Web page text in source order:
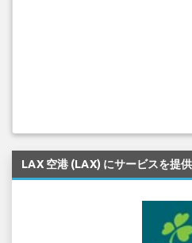
LAX 空港 (LAX) にサービスを提